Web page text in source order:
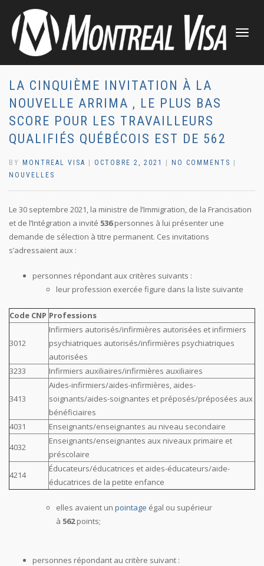
TOGGLE
LA CINQUIÈME INVITATION À LA
NOUVELLE ARRIMA , LE PLUS BAS
SCORE POUR LES TRAVAILLEURS
QUALIFIÉS QUÉBÉCOIS EST DE 562
BY MONTREAL VISA OCTOBRE 2, 2021 NO COMMENTS
NOUVELLES
Le 30 septembre 2021, la ministre de l’Immigration, de la Francisation
et de l’Intégration a invité 536personnes à lui présenter une
demande de sélection à titre permanent. Ces invitations
s’adressaient aux :
personnes répondant aux critères suivants :
leur profession exercée figure dans la liste suivante
Code CNP Professions
3012
Infirmiers autorisés/infirmières autorisées et infirmiers
psychiatriques autorisés/infirmières psychiatriques
autorisées
3233
Infirmiers auxiliaires/infirmières auxiliaires
3413
Aides-infirmiers/aides-infirmières, aides-
soignants/aides-soignantes et préposés/préposées aux
bénéficiaires
4031
Enseignants/enseignantes au niveau secondaire
4032
Enseignants/enseignantes aux niveaux primaire et
préscolaire
4214
Éducateurs/éducatrices et aides-éducateurs/aide-
éducatrices de la petite enfance
elles avaient un pointage égal ou supérieur
à 562points;
personnes répondant au critère suivant :